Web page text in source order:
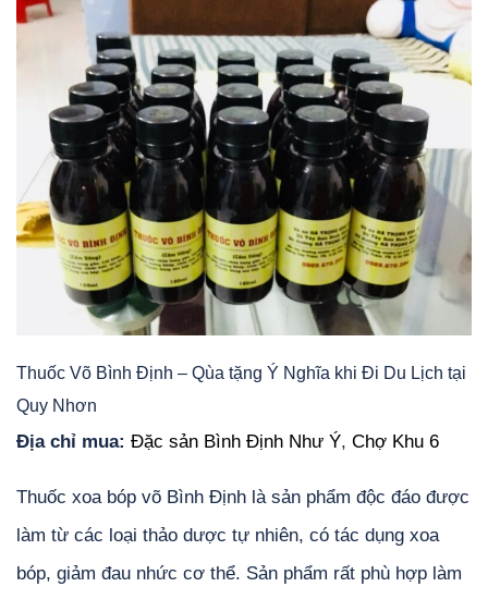
Thuốc Võ Bình Định – Qùa tặng Ý Nghĩa khi Đi Du Lịch tại
Quy Nhơn
Địa chỉ mua: Đặc sản Bình Định Như Ý, Chợ Khu 6
Thuốc xoa bóp võ Bình Định là sản phẩm độc đáo được
làm từ các loại thảo dược tự nhiên, có tác dụng xoa
bóp, giảm đau nhức cơ thể. Sản phẩm rất phù hợp làm